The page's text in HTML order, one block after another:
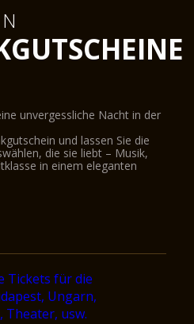
unvergessliche Nacht in der
und lassen Sie die
die sie liebt – Musik,
in einem eleganten